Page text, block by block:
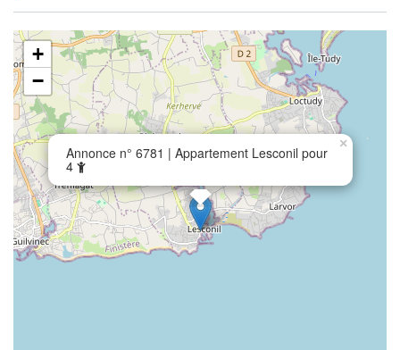
Annonce n° 6781 | Appartement Lesconil pour
4
×
+
−